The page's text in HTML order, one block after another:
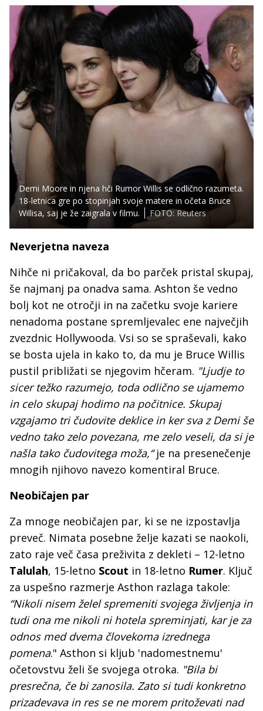
Demi Moore in njena hči Rumor Willis se odlično razumeta.
18-letnica gre po stopinjah svoje matere in očeta Bruce
Willisa, saj je že zaigrala v filmu.
FOTO: Reuters
Neverjetna naveza
Nihče ni pričakoval, da bo parček pristal skupaj,
še najmanj pa onadva sama. Ashton še vedno
bolj kot ne otročji in na začetku svoje kariere
nenadoma postane spremljevalec ene največjih
zvezdnic Hollywooda. Vsi so se spraševali, kako
se bosta ujela in kako to, da mu je Bruce Willis
pustil približati se njegovim hčeram. "Ljudje to
sicer težko razumejo, toda odlično se ujamemo
in celo skupaj hodimo na počitnice. Skupaj
vzgajamo tri čudovite deklice in ker sva z Demi še
vedno tako zelo povezana, me zelo veseli, da si je
našla tako čudovitega moža,“je na presenečenje
mnogih njihovo navezo komentiral Bruce.
Neobičajen par
Za mnoge neobičajen par, ki se ne izpostavlja
preveč. Nimata posebne želje kazati se naokoli,
zato raje več časa preživita z dekleti – 12-letno
Talulah, 15-letno Scout in 18-letno Rumer. Ključ
za uspešno razmerje Asthon razlaga takole:
“Nikoli nisem želel spremeniti svojega življenja in
tudi ona me nikoli ni hotela spreminjati, kar je za
odnos med dvema človekoma izrednega
pomena." Asthon si kljub 'nadomestnemu'
očetovstvu želi še svojega otroka. "Bila bi
presrečna, če bi zanosila. Zato si tudi konkretno
prizadevava in res se ne morem pritoževati nad